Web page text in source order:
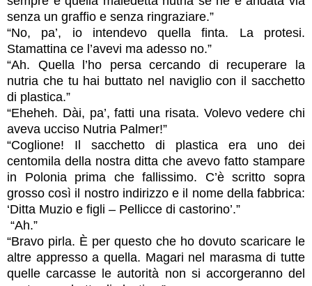
senza un graffio e senza ringraziare.”
“No, pa’, io intendevo quella finta. La protesi.
Stamattina ce l’avevi ma adesso no.”
“Ah. Quella l’ho persa cercando di recuperare la
nutria che tu hai buttato nel naviglio con il sacchetto
di plastica.”
“Eheheh. Dài, pa’, fatti una risata. Volevo vedere chi
aveva ucciso Nutria Palmer!”
“Coglione! Il sacchetto di plastica era uno dei
centomila della nostra ditta che avevo fatto stampare
in Polonia prima che fallissimo. C’è scritto sopra
grosso così il nostro indirizzo e il nome della fabbrica:
‘Ditta Muzio e figli – Pellicce di castorino’.”
“Ah.”
“Bravo pirla. È per questo che ho dovuto scaricare le
altre appresso a quella. Magari nel marasma di tutte
quelle carcasse le autorità non si accorgeranno del